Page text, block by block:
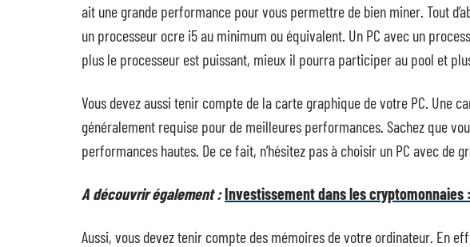
ait une grande performance pour vous permettre de bien miner. Tout
un processeur ocre i5 au minimum ou équivalent. Un PC avec un
plus le processeur est puissant, mieux il pourra participer au pool et
Vous devez aussi tenir compte de la carte graphique de votre PC. Une
généralement requise pour de meilleures performances. Sachez que
performances hautes. De ce fait, n’hésitez pas à choisir un PC avec de
A découvrir également :Investissement dans les
Aussi, vous devez tenir compte des mémoires de votre ordinateur. En